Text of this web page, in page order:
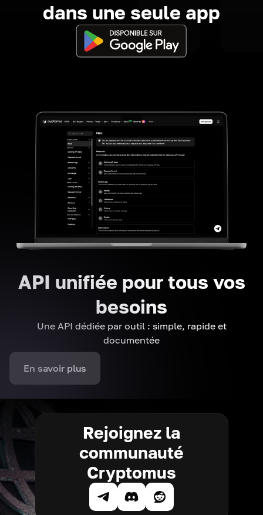
dans une seule app
API unifiée pour tous vos
besoins
Une API dédiée par outil : simple, rapide et
documentée
En savoir plus
Rejoignez la
communauté
Cryptomus